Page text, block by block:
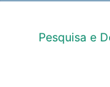
Pesquisa e